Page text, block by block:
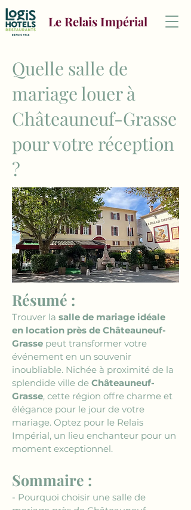
Le Relais Impérial
Quelle salle de
mariage louer à
Châteauneuf-Grasse
pour votre réception
?
Résumé :
Trouver la salle de mariage idéale
en location près de Châteauneuf-
Grasse peut transformer votre
événement en un souvenir
inoubliable. Nichée à proximité de la
splendide ville de Châteauneuf-
Grasse, cette région offre charme et
élégance pour le jour de votre
mariage. Optez pour le Relais
Impérial, un lieu enchanteur pour un
moment exceptionnel.
Sommaire :
- Pourquoi choisir une salle de